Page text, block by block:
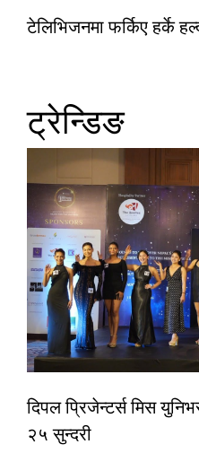
टेलिभिजनमा फर्किए हर्के
ट्रेन्डिङ
दिपल प्रिजेन्टर्स मिस
२५ सुन्दरी